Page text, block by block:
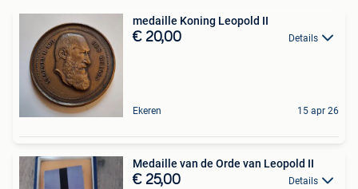
medaille Koning Leopold II
€ 20,00 Details
Ekeren 15 apr 26
Medaille van de Orde van Leopold II
€ 25,00 Details